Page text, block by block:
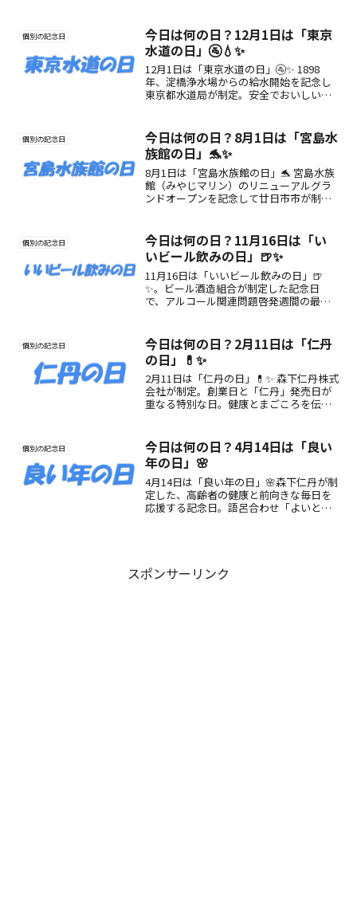
個別の記念日
今日は何の日？12月1日は「東京
水道の日」🚰💧✨
12月1日は「東京水道の日」🚰✨ 1898
年、淀橋浄水場からの給水開始を記念し
東京都水道局が制定。安全でおいしい水
個別の記念日
今日は何の日？8月1日は「宮島水
族館の日」🐬✨
8月1日は「宮島水族館の日」🐬 宮島水族
館（みやじマリン）のリニューアルグラ
ンドオープンを記念して廿日市市が制
個別の記念日
今日は何の日？11月16日は「い
いビール飲みの日」🍺✨
11月16日は「いいビール飲みの日」🍺
✨。ビール酒造組合が制定した記念日
で、アルコール関連問題啓発週間の最終
けに。
個別の記念日
今日は何の日？2月11日は「仁丹
の日」💊✨
2月11日は「仁丹の日」💊✨ 森下仁丹株式
会社が制定。創業日と「仁丹」発売日が
重なる特別な日。健康とまごころを伝え
個別の記念日
今日は何の日？4月14日は「良い
年の日」🌸
4月14日は「良い年の日」🌸森下仁丹が制
定した、高齢者の健康と前向きな毎日を
応援する記念日。語呂合わせ「よいと
スポンサーリンク